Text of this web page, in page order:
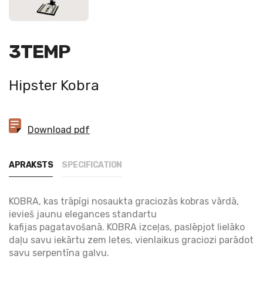
3TEMP
Hipster Kobra
Download pdf
APRAKSTS SPECIFICATION
KOBRA, kas trāpīgi nosaukta graciozās kobras vārdā,
ievieš jaunu elegances standartu
kafijas pagatavošanā. KOBRA izceļas, paslēpjot lielāko
daļu savu iekārtu zem letes, vienlaikus graciozi parādot
savu serpentīna galvu.